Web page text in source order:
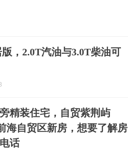
，2.0T汽油与3.0T柴油可
精装住宅，自贸紫荆屿
海自贸区新房，想要了解房
话